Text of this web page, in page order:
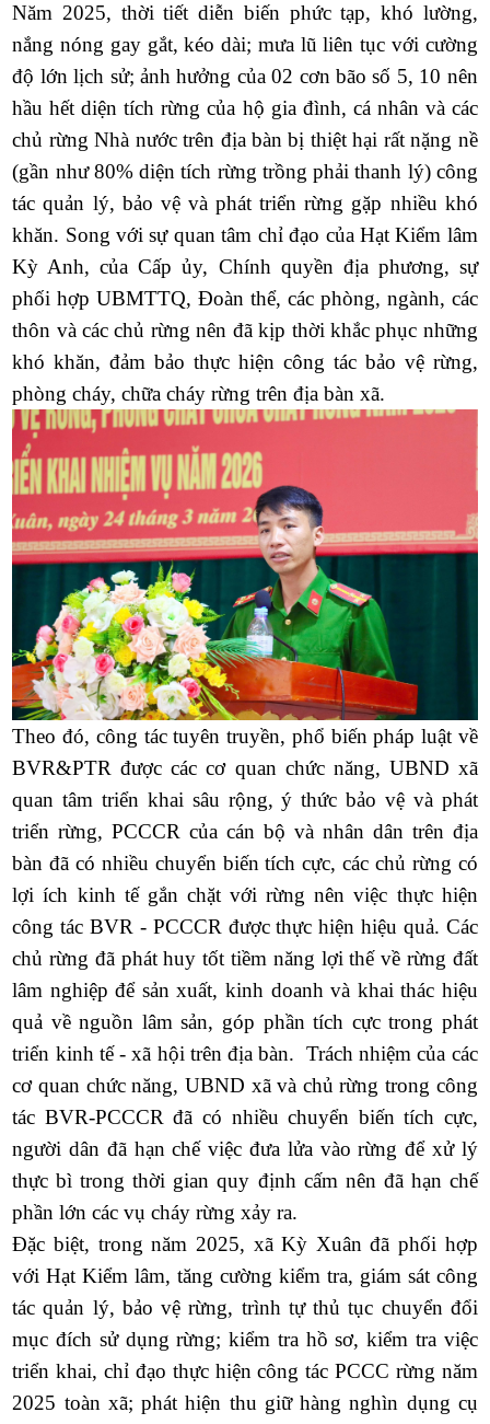
Năm 2025, thời tiết diễn biến phức tạp, khó lường,
nắng nóng gay gắt, kéo dài; mưa lũ liên tục với cường
độ lớn lịch sử; ảnh hưởng của 02 cơn bão số 5, 10 nên
hầu hết diện tích rừng của hộ gia đình, cá nhân và các
chủ rừng Nhà nước trên địa bàn bị thiệt hại rất nặng nề
(gần như 80% diện tích rừng trồng phải thanh lý) công
tác quản lý, bảo vệ và phát triển rừng gặp nhiều khó
khăn. Song với sự quan tâm chỉ đạo của Hạt Kiểm lâm
Kỳ Anh, của Cấp ủy, Chính quyền địa phương, sự
phối hợp UBMTTQ, Đoàn thể, các phòng, ngành, các
thôn và các chủ rừng nên đã kịp thời khắc phục những
khó khăn, đảm bảo thực hiện công tác bảo vệ rừng,
phòng cháy, chữa cháy rừng trên địa bàn xã.
Theo đó, công tác tuyên truyền, phổ biến pháp luật về
BVR&PTR được các cơ quan chức năng, UBND xã
quan tâm triển khai sâu rộng, ý thức bảo vệ và phát
triển rừng, PCCCR của cán bộ và nhân dân trên địa
bàn đã có nhiều chuyển biến tích cực, các chủ rừng có
lợi ích kinh tế gắn chặt với rừng nên việc thực hiện
công tác BVR - PCCCR được thực hiện hiệu quả. Các
chủ rừng đã phát huy tốt tiềm năng lợi thế về rừng đất
lâm nghiệp để sản xuất, kinh doanh và khai thác hiệu
quả về nguồn lâm sản, góp phần tích cực trong phát
triển kinh tế - xã hội trên địa bàn. Trách nhiệm của các
cơ quan chức năng, UBND xã và chủ rừng trong công
tác BVR-PCCCR đã có nhiều chuyển biến tích cực,
người dân đã hạn chế việc đưa lửa vào rừng để xử lý
thực bì trong thời gian quy định cấm nên đã hạn chế
phần lớn các vụ cháy rừng xảy ra.
Đặc biệt, trong năm 2025, xã Kỳ Xuân đã phối hợp
với Hạt Kiểm lâm, tăng cường kiểm tra, giám sát công
tác quản lý, bảo vệ rừng, trình tự thủ tục chuyển đổi
mục đích sử dụng rừng; kiểm tra hồ sơ, kiểm tra việc
triển khai, chỉ đạo thực hiện công tác PCCC rừng năm
2025 toàn xã; phát hiện thu giữ hàng nghìn dụng cụ